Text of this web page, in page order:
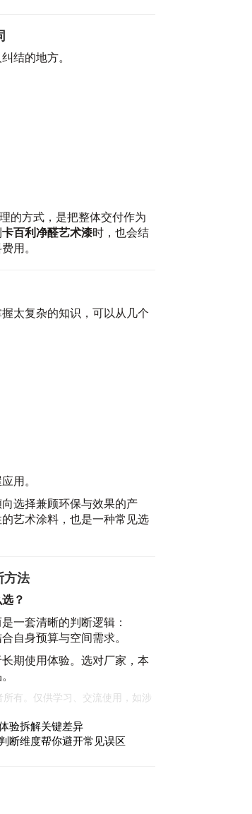
结的地方。
的方式，是把整体交付作为
卡百利净醛艺术漆时，也会结
用。
太复杂的知识，可以从几个
用。
选择兼顾环保与效果的产
艺术涂料，也是一种常见选
方法
？
一套清晰的判断逻辑：
自身预算与空间需求。
期使用体验。选对厂家，本
有。仅供学习、交流使用，如涉
验拆解关键差异
断维度帮你避开常见误区